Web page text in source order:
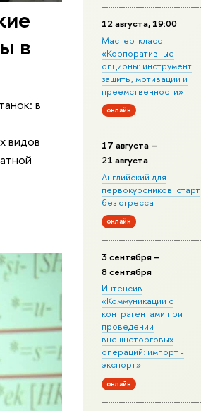
12 августа, 19:00
Мастер-класс
«Корпоративные
опционы: инструмент
защиты, мотивации и
преемственности»
онлайн
17 августа –
21 августа
Английский для
первокурсников: старт
без стресса
онлайн
3 сентября –
8 сентября
Интенсив
«Коммуникации с
контрагентами при
проведении
внешнеторговых
операций: импорт -
экспорт»
онлайн
в
в
видов